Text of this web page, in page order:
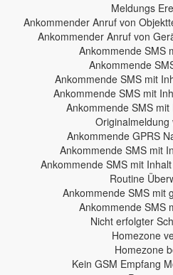
Meldungs
Ankommender Anruf von
Ankommender Anruf von
Ankommende SMS
Ankommende
Ankommende SMS mit
Ankommende SMS mit
Ankommende SMS
Originalmeldung
Ankommende GPRS
Ankommende SMS mit
Ankommende SMS mit
Routine
Ankommende SMS mit
Ankommende SMS
Nicht erfolgter
Homezone
Homezone
Kein GSM Empfang